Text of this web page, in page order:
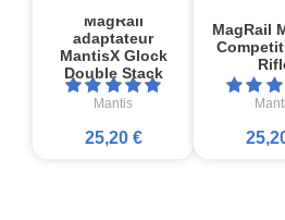
MagRail
adaptateur
MantisX Glock
Double Stack
Mantis
25,20 €
MagRail